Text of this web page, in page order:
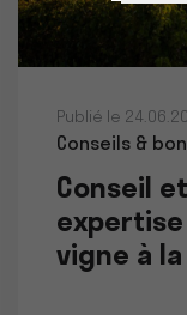
Publié le
Conseils &
Conseil
vigne à